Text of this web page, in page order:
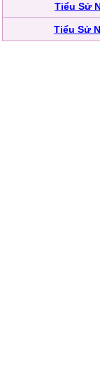
Tiểu Sử
Tiểu Sử